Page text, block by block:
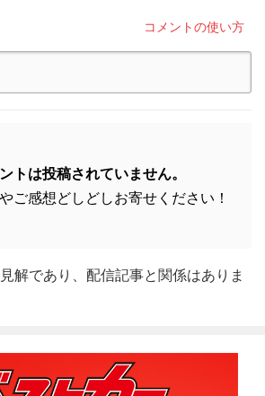
コメントの使い方
トは投稿されていません。
ご感想どしどしお寄せください！
解であり、配信記事と関係はありま